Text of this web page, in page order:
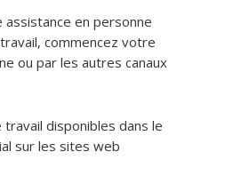
assistance en personne
commencez votre
ou par les autres canaux
disponibles dans le
sur les sites web